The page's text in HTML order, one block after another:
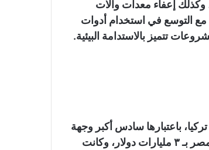
وكذلك إعفاء معدات وآلات
مع التوسع في استخدام أدوات
باعتبارها سادس أكبر وجهة
للصادرات المصرية، بمبلغ ٣,٢ مليار دولار، وثالث أكبر دولة مُصدرِّة لمصر بـ ٣ مليارات دولار، وكانت